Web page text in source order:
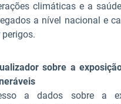
climáticas e a
a nível nacional e
perigos.
sobre a
a dados sobre a